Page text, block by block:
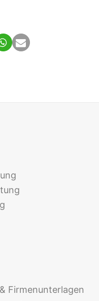
Firmenunterlagen